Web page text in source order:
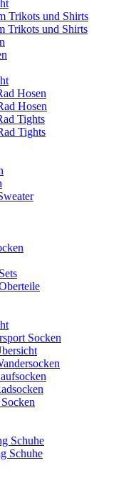
Trikots und Shirts
Trikots und Shirts
Hosen
Hosen
Tights
Tights
Socken
Schuhe
Schuhe